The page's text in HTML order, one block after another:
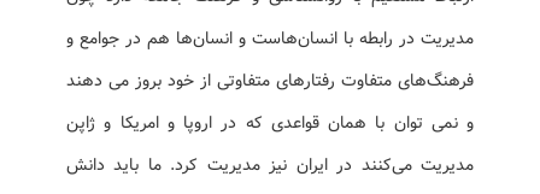
مدیریت در رابطه با انسان‌هاست و انسان‌ها هم در جوامع و
فرهنگ‌های متفاوت رفتارهای متفاوتی از خود بروز می دهند
و نمی توان با همان قواعدی که در اروپا و امریکا و ژاپن
مدیریت می‌کنند در ایران نیز مدیریت کرد. ما باید دانش